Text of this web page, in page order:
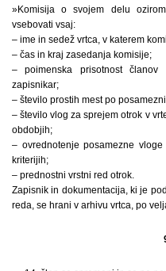
»Komisija o svojem delu
vsebovati vsaj:
– ime in sedež vrtca, v katerem
– čas in kraj zasedanja komisije;
– poimenska prisotnost
zapisnikar;
– število prostih mest po
– število vlog za sprejem otrok v
obdobjih;
– ovrednotenje posamezne
kriterijih;
– prednostni vrstni red otrok.
Zapisnik in dokumentacija, ki je
reda, se hrani v arhivu vrtca, po